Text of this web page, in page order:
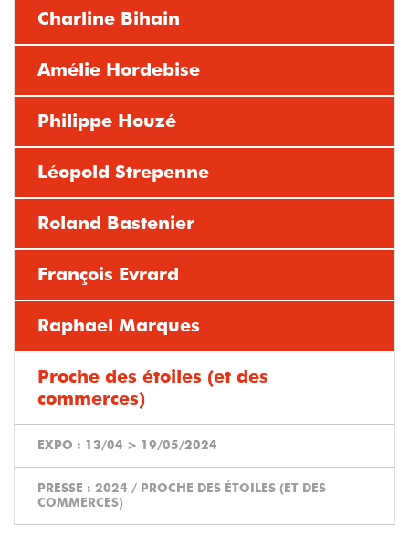
Charline Bihain
Amélie Hordebise
Philippe Houzé
Léopold Strepenne
Roland Bastenier
François Evrard
Raphael Marques
Proche des étoiles (et des
commerces)
EXPO : 13/04 > 19/05/2024
PRESSE : 2024 / PROCHE DES ÉTOILES (ET DES
COMMERCES)